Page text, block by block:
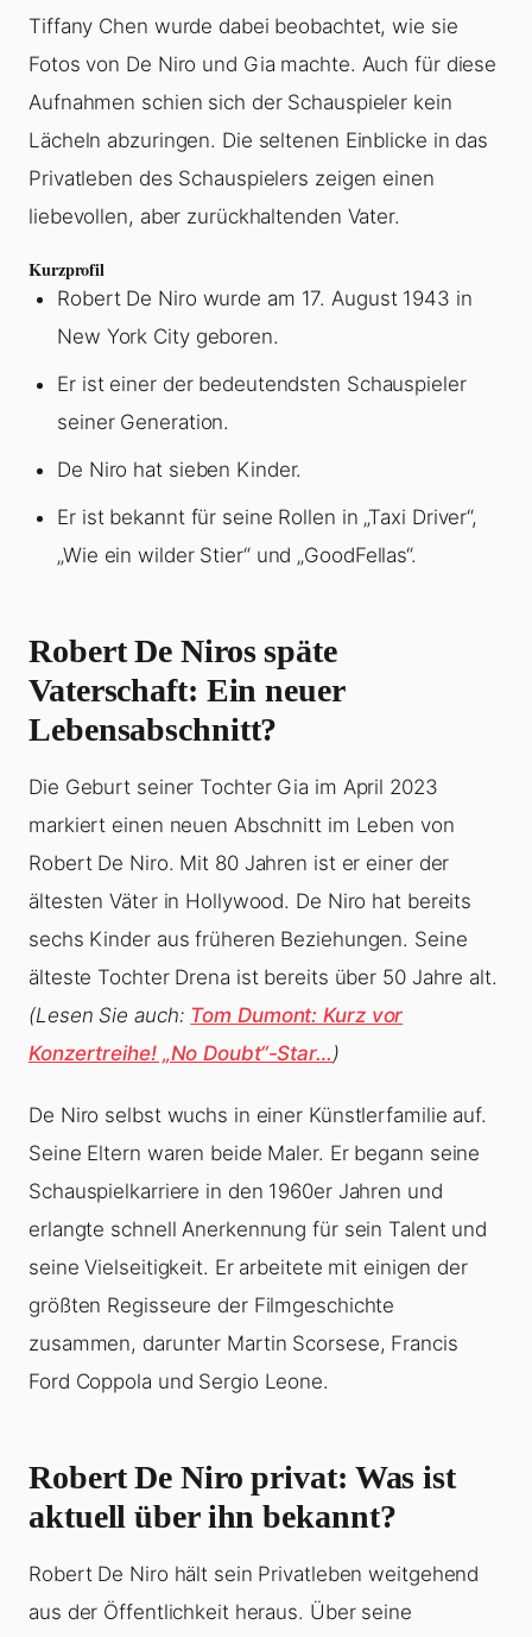
Tiffany Chen wurde dabei beobachtet, wie sie
Fotos von De Niro und Gia machte. Auch für diese
Aufnahmen schien sich der Schauspieler kein
Lächeln abzuringen. Die seltenen Einblicke in das
Privatleben des Schauspielers zeigen einen
liebevollen, aber zurückhaltenden Vater.
Kurzprofil
Robert De Niro wurde am 17. August 1943 in
New York City geboren.
Er ist einer der bedeutendsten Schauspieler
seiner Generation.
De Niro hat sieben Kinder.
Er ist bekannt für seine Rollen in „Taxi Driver“,
„Wie ein wilder Stier“ und „GoodFellas“.
Robert De Niros späte
Vaterschaft: Ein neuer
Lebensabschnitt?
Die Geburt seiner Tochter Gia im April 2023
markiert einen neuen Abschnitt im Leben von
Robert De Niro. Mit 80 Jahren ist er einer der
ältesten Väter in Hollywood. De Niro hat bereits
sechs Kinder aus früheren Beziehungen. Seine
älteste Tochter Drena ist bereits über 50 Jahre alt.
(Lesen Sie auch: Tom Dumont: Kurz vor
Konzertreihe! „No Doubt“-Star…)
De Niro selbst wuchs in einer Künstlerfamilie auf.
Seine Eltern waren beide Maler. Er begann seine
Schauspielkarriere in den 1960er Jahren und
erlangte schnell Anerkennung für sein Talent und
seine Vielseitigkeit. Er arbeitete mit einigen der
größten Regisseure der Filmgeschichte
zusammen, darunter Martin Scorsese, Francis
Ford Coppola und Sergio Leone.
Robert De Niro privat: Was ist
aktuell über ihn bekannt?
Robert De Niro hält sein Privatleben weitgehend
aus der Öffentlichkeit heraus. Über seine